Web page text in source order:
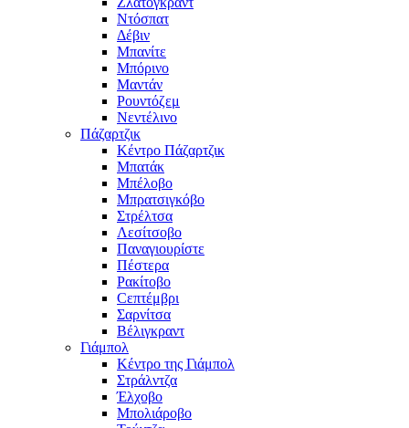
Ντόσπατ
Δέβιν
Μπανίτε
Μπόρινο
Μαντάν
Ρουντόζεμ
Νεντέλινο
Πάζαρτζικ
Κέντρο Πάζαρτζικ
Μπατάκ
Μπέλοβο
Μπρατσιγκόβο
Στρέλτσα
Λεσίτσοβο
Παναγιουρίστε
Πέστερα
Ρακίτοβο
Сεπτέμβρι
Σαρνίτσα
Βέλιγκραντ
Γιάμπολ
Κέντρο της Γιάμπολ
Στράλντζα
Έλχοβο
Μπολιάροβο